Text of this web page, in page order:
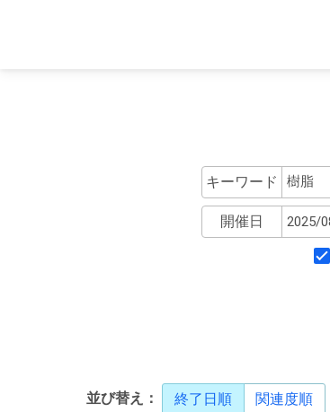
キーワード
開催日
並び替え： 終了日順 関連度順